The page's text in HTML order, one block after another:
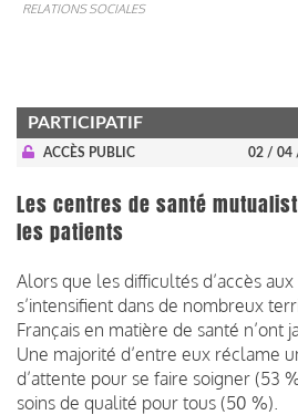
RELATIONS SOCIALES
PARTICIPATIF
ACCÈS PUBLIC 02 / 04
Les centres de santé
les patients
Alors que les difficultés d’accès
s’intensifient dans de nombreux
Français en matière de santé n’ont
Une majorité d’entre eux réclame
d’attente pour se faire soigner (53
soins de qualité pour tous (50 %).